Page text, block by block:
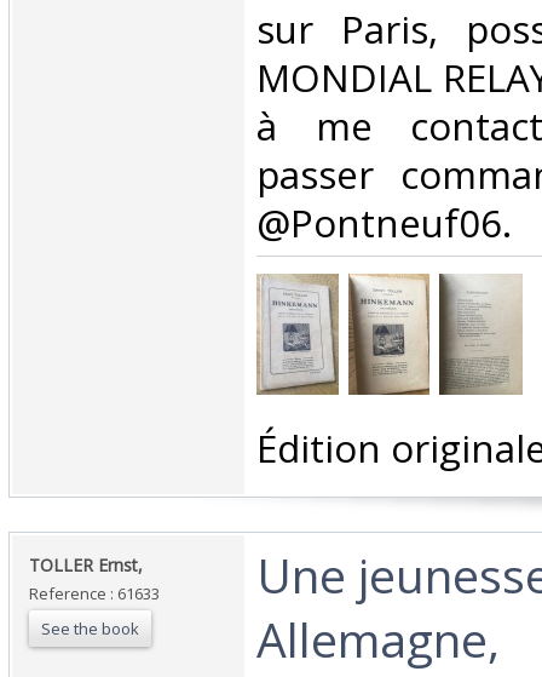
sur Paris,
MONDIAL
à me
passer
@Pontneuf06.‎
‎Édition
‎TOLLER Ernst, ‎
Reference : 61633
See the book
‎Une
Allemagne,‎